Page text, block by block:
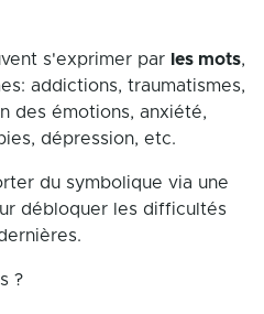
s'exprimer par les mots,
addictions, traumatismes,
des émotions, anxiété,
dépression, etc.
du symbolique via une
débloquer les difficultés
?